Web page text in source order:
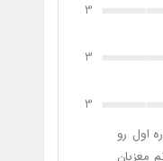
3
3
3
اول رو